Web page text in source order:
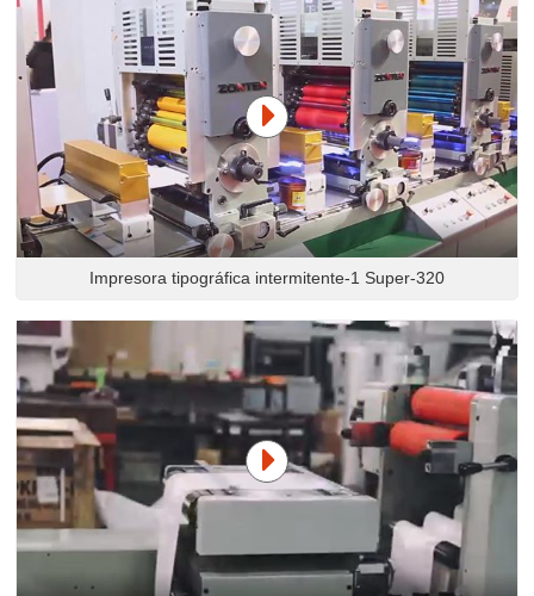
Impresora tipográfica intermitente-1 Super-320